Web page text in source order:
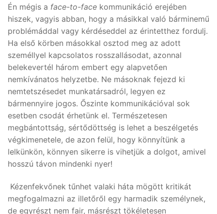
Én mégis a face-to-face kommunikáció erejében
hiszek, vagyis abban, hogy a másikkal való bárminemű
problémáddal vagy kérdéseddel az érintetthez fordulj.
Ha első körben másokkal osztod meg az adott
személlyel kapcsolatos rosszallásodat, azonnal
belekevertél három embert egy alapvetően
nemkívánatos helyzetbe. Ne másoknak fejezd ki
nemtetszésedet munkatársadról, legyen ez
bármennyire jogos. Őszinte kommunikációval sok
esetben csodát érhetünk el. Természetesen
megbántottság, sértődöttség is lehet a beszélgetés
végkimenetele, de azon felül, hogy könnyítünk a
lelkünkön, könnyen sikerre is vihetjük a dolgot, amivel
hosszú távon mindenki nyer!
Kézenfekvőnek tűnhet valaki háta mögött kritikát
megfogalmazni az illetőről egy harmadik személynek,
de egyrészt nem fair, másrészt tökéletesen